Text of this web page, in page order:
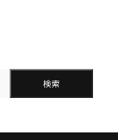
検索